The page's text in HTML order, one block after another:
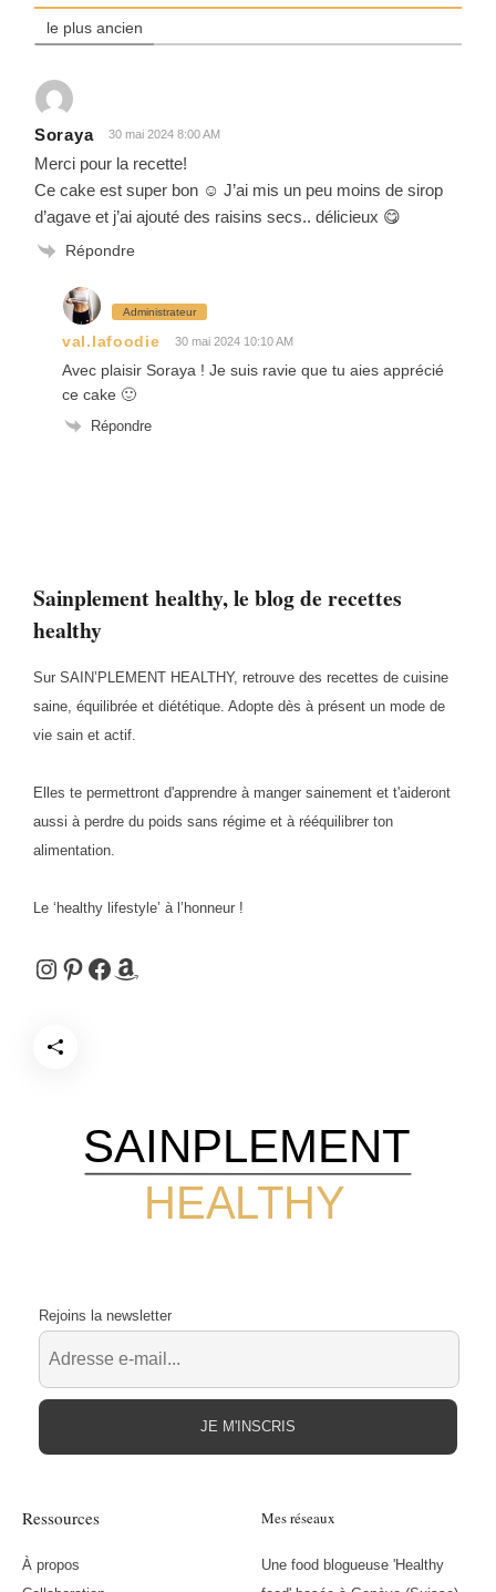
Sainplement healthy, le blog de recettes
healthy
Sur SAIN’PLEMENT HEALTHY, retrouve des recettes de cuisine
saine, équilibrée et diététique. Adopte dès à présent un mode de
vie sain et actif.
Elles te permettront d'apprendre à manger sainement et t'aideront
aussi à perdre du poids sans régime et à rééquilibrer ton
alimentation.
Le ‘healthy lifestyle’ à l’honneur !
Instagram
Pinterest
Facebook
Amazon
le plus ancien
Soraya 30 mai 2024 8:00 AM
Merci pour la recette!
Ce cake est super bon ☺️ J’ai mis un peu moins de sirop
d’agave et j’ai ajouté des raisins secs.. délicieux 😋
Répondre
Administrateur
val.lafoodie 30 mai 2024 10:10 AM
Avec plaisir Soraya ! Je suis ravie que tu aies apprécié
ce cake 🙂
Répondre
HEALTHY
SAINPLEMENT
Ressources
À propos
Mes réseaux
Une food blogueuse 'Healthy
Rejoins la newsletter
JE M'INSCRIS